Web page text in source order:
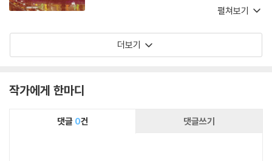
랑이라는 사실을 배운다. 이 슬픈 세상에서 기쁘
펼쳐보기
더보기
작가에게 한마디
댓글 0건 댓글쓰기